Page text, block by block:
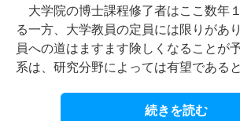
大学院の博士課程修了者はここ数年
る一方、大学教員の定員には限りがあ
員への道はますます険しくなることが
系は、研究分野によっては有望である
続きを読む